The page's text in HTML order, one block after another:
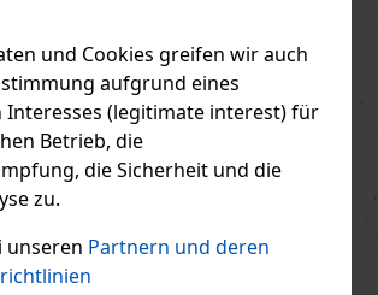
und Cookies greifen wir auch
aufgrund eines
Interesses (legitimate interest) für
Betrieb, die
die Sicherheit und die
zu.
unseren Partnern und deren